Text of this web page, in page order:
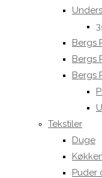
Bergs
Bergs
Bergs
Tekstiler
Duge
Puder